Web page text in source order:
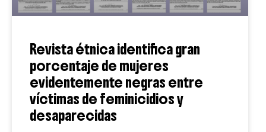
Revista étnica identifica gran
porcentaje de mujeres
evidentemente negras entre
víctimas de feminicidios y
desaparecidas